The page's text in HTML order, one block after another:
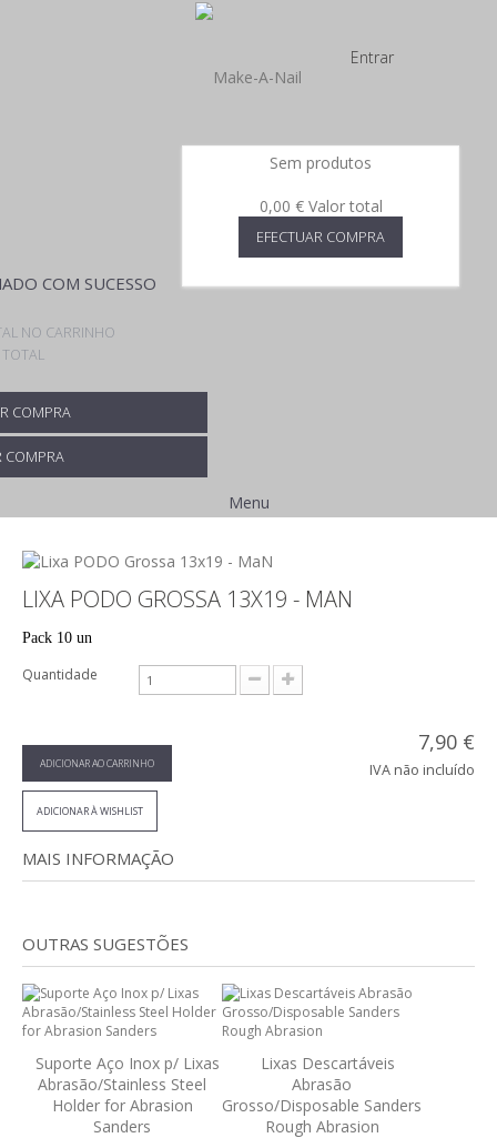
Entrar
Sem produtos
0,00 € Valor total
EFECTUAR COMPRA
COM SUCESSO
NO CARRINHO
COMPRA
COMPRA
Menu
LIXA PODO GROSSA 13X19 - MAN
Pack 10 un
Quantidade
ADICIONAR AO CARRINHO
ADICIONAR À WISHLIST
7,90 €
IVA não incluído
MAIS INFORMAÇÃO
OUTRAS SUGESTÕES
Suporte Aço Inox p/ Lixas
Abrasão/Stainless Steel
Holder for Abrasion
Sanders
Lixas Descartáveis
Abrasão
Grosso/Disposable Sanders
Rough Abrasion